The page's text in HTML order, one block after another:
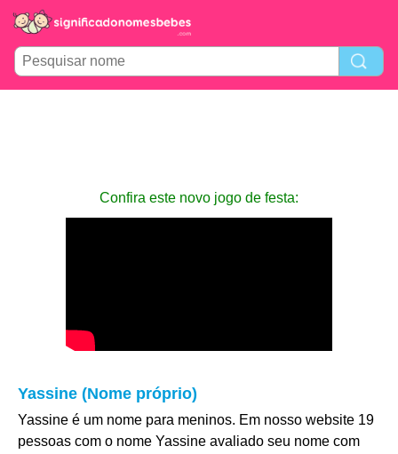
Confira este novo jogo de festa:
Yassine (Nome próprio)
Yassine é um nome para meninos. Em nosso website 19
pessoas com o nome Yassine avaliado seu nome com